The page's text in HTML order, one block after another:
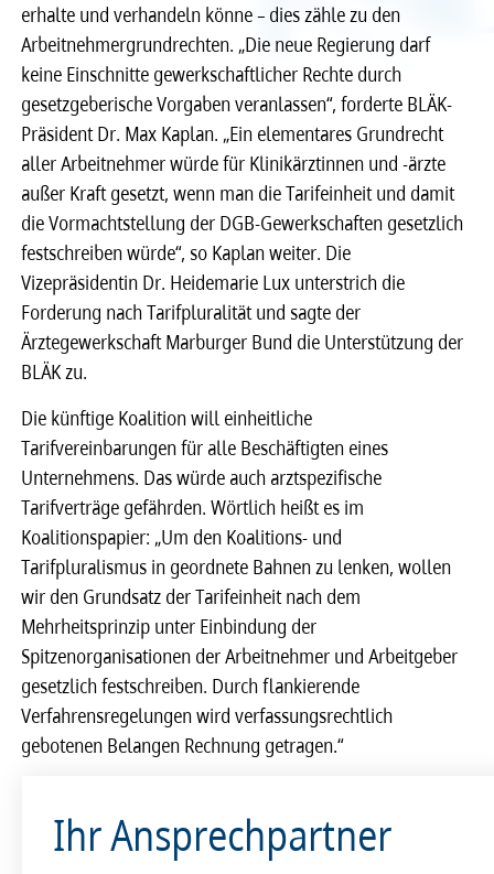
erhalte und verhandeln könne – dies zähle zu den
Arbeitnehmergrundrechten. „Die neue Regierung darf
keine Einschnitte gewerkschaftlicher Rechte durch
gesetzgeberische Vorgaben veranlassen“, forderte BLÄK-
Präsident Dr. Max Kaplan. „Ein elementares Grundrecht
aller Arbeitnehmer würde für Klinikärztinnen und -ärzte
außer Kraft gesetzt, wenn man die Tarifeinheit und damit
die Vormachtstellung der DGB-Gewerkschaften gesetzlich
festschreiben würde“, so Kaplan weiter. Die
Vizepräsidentin Dr. Heidemarie Lux unterstrich die
Forderung nach Tarifpluralität und sagte der
Ärztegewerkschaft Marburger Bund die Unterstützung der
BLÄK zu.
Die künftige Koalition will einheitliche
Tarifvereinbarungen für alle Beschäftigten eines
Unternehmens. Das würde auch arztspezifische
Tarifverträge gefährden. Wörtlich heißt es im
Koalitionspapier: „Um den Koalitions- und
Tarifpluralismus in geordnete Bahnen zu lenken, wollen
wir den Grundsatz der Tarifeinheit nach dem
Mehrheitsprinzip unter Einbindung der
Spitzenorganisationen der Arbeitnehmer und Arbeitgeber
gesetzlich festschreiben. Durch flankierende
Verfahrensregelungen wird verfassungsrechtlich
gebotenen Belangen Rechnung getragen.“
Ihr Ansprechpartner